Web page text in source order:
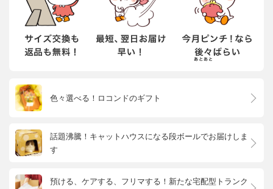
色々選べる！ロコンドのギフト
話題沸騰！キャットハウスになる段ボールでお届けしま
す
預ける、ケアする、フリマする！新たな宅配型トランク